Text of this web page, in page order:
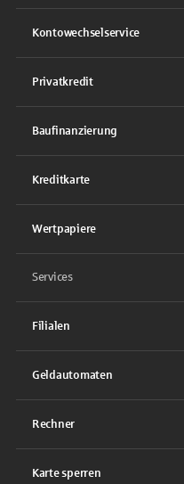
Kontowechselservice
Privatkredit
Baufinanzierung
Kreditkarte
Wertpapiere
Services
Filialen
Geldautomaten
Rechner
Karte sperren